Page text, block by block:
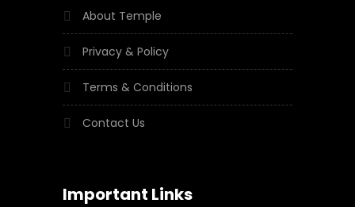
About Temple
Privacy & Policy
Terms & Conditions
Contact Us
Important Links